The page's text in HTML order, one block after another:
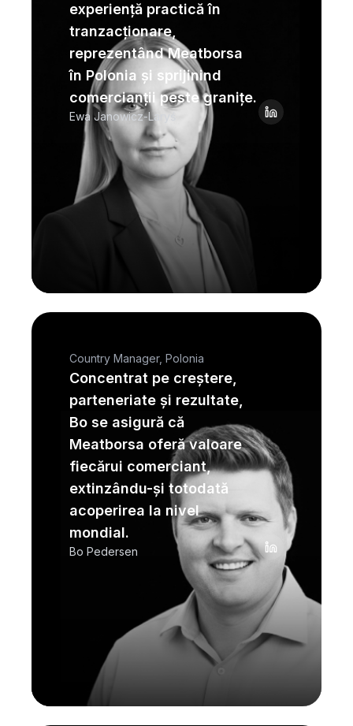
experiență practică în
tranzacționare,
reprezentând Meatborsa
în Polonia și sprijinind
comercianții peste granițe.
Ewa Janowicz-Laryś
Country Manager, Polonia
Concentrat pe creștere,
parteneriate și rezultate,
Bo se asigură că
Meatborsa oferă valoare
fiecărui comerciant,
extinzându-și totodată
acoperirea la nivel
mondial.
Bo Pedersen